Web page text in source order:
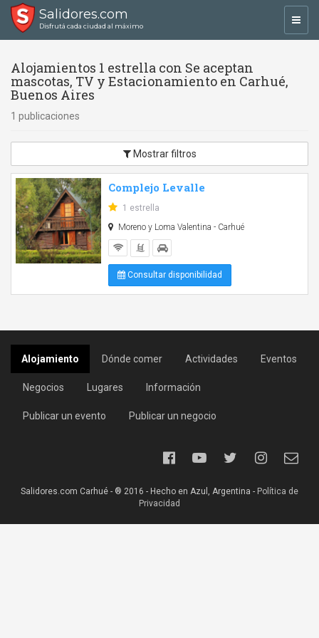
Salidores.com
Disfrutá cada ciudad al máximo
Alojamientos 1 estrella con Se aceptan
mascotas, TV y Estacionamiento en Carhué,
Buenos Aires
1 publicaciones
Mostrar filtros
Complejo Levalle
1 estrella
Moreno y Loma Valentina - Carhué
Consultar disponibilidad
Alojamiento Dónde comer Actividades Eventos
Negocios Lugares Información
Publicar un evento Publicar un negocio
Salidores.com Carhué - ® 2016 - Hecho en Azul, Argentina - Política de
Privacidad